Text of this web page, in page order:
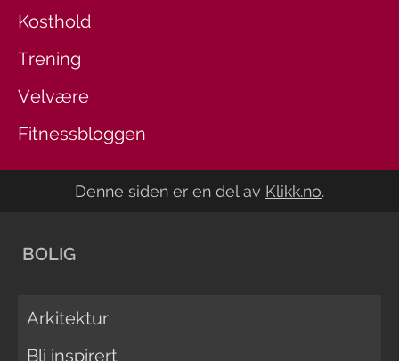
Kosthold
Trening
Velvære
Fitnessbloggen
Denne siden er en del av Klikk.no.
BOLIG
Arkitektur
Bli inspirert